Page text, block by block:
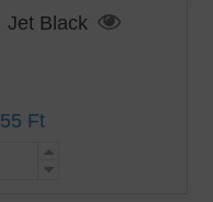
Jet Black
Ft